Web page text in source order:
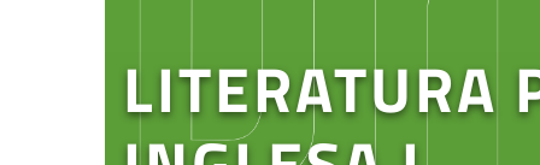
LITERATURA